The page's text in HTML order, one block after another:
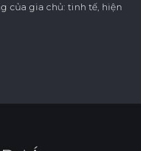
của gia chủ: tinh tế, hiện